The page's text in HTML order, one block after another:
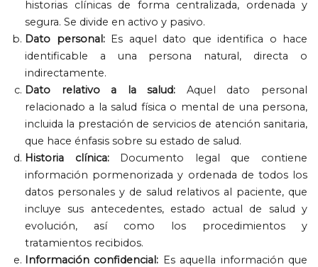
historias clínicas de forma centralizada, ordenada y
segura. Se divide en activo y pasivo.
Dato personal: Es aquel dato que identifica o hace
identificable a una persona natural, directa o
indirectamente.
Dato relativo a la salud:
Aquel dato personal
relacionado a la salud física o mental de una persona,
incluida la prestación de servicios de atención sanitaria,
que hace énfasis sobre su estado de salud.
Historia clínica:
Documento legal que contiene
información pormenorizada y ordenada de todos los
datos personales y de salud relativos al paciente, que
incluye sus antecedentes, estado actual de salud y
evolución, así como los procedimientos y
tratamientos recibidos.
Información confidencial: Es aquella información que